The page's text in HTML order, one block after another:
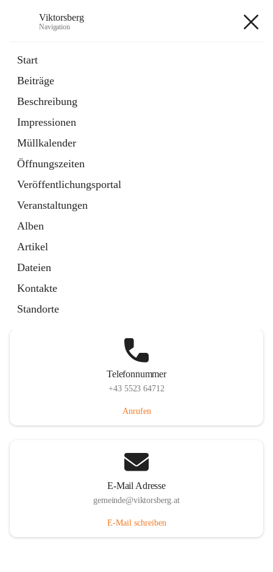
Viktorsberg
Navigation
Start
Beiträge
Beschreibung
Impressionen
Müllkalender
Öffnungszeiten
Veröffentlichungsportal
Veranstaltungen
Alben
Artikel
Dateien
Kontakte
Standorte
1 Schnellzugriff
Bürgerservice
10 Schnellzugriffe
Telefonnummer
+43 5523 64712
Anrufen
E-Mail Adresse
gemeinde@viktorsberg.at
E-Mail schreiben